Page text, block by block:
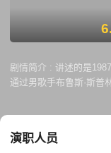
6.
剧情简介 : 讲述的是
通过男歌手布鲁斯·斯普
演职人员